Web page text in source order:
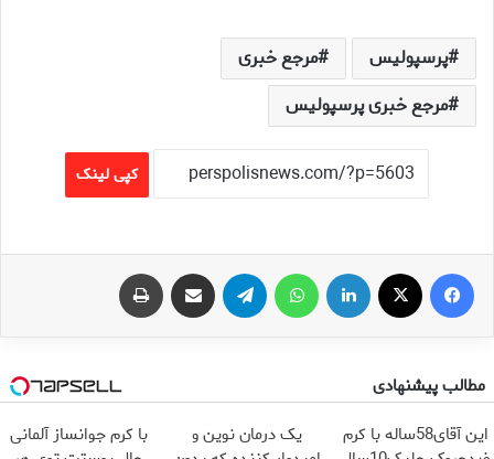
پرسپولیس
مرجع خبری
مرجع خبری پرسپولیس
کپی لینک
فیس بوک لینکدین تلگرام اشتراک گذاری از طریق ایمیل
مطالب پیشنهادی
این آقای58ساله با کرم
یک درمان نوین و
با کرم جوانساز آلمانی